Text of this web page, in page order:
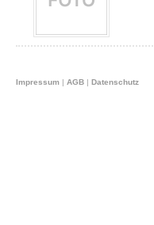
Impressum | AGB | Datenschutz